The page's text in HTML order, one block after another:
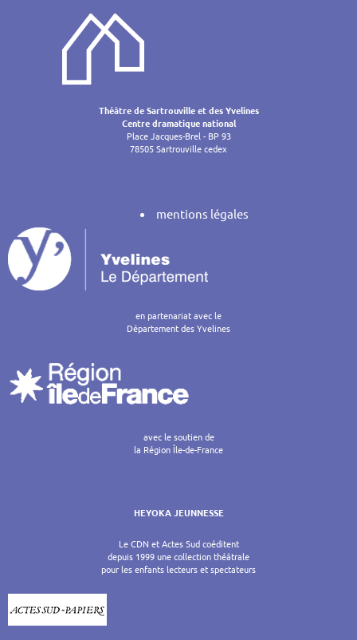
de
l’article
Théâtre de Sartrouville et des Yvelines
Centre dramatique national
Place Jacques-Brel - BP 93
78505 Sartrouville cedex
mentions légales
en partenariat avec le
Département des Yvelines
avec le soutien de
la Région Île-de-France
HEYOKA JEUNNESSE
Le CDN et Actes Sud coéditent
depuis 1999 une collection théâtrale
pour les enfants lecteurs et spectateurs